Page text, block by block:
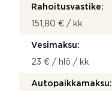
Rahoitusvastike:
151,80 € / kk
Vesimaksu:
23 € / hlö / kk
Autopaikkamaksu: